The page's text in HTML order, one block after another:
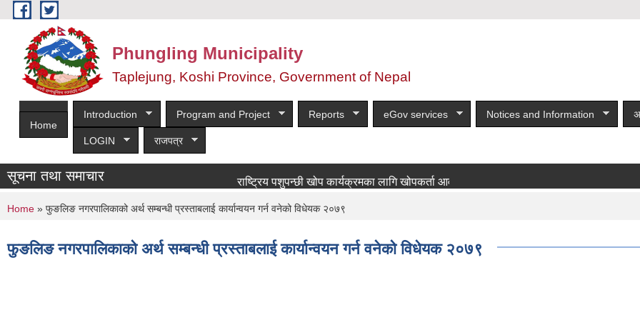
Skip to main content
Phungling Municipality
Taplejung, Koshi Province, Government of Nepal
Home
Introduction Program and Project Reports eGov services Notices and Information
LOGIN राजपत्र
सूचना तथा समाचार राष्ट्रिय पशुपन्छी खोप कार्यक्रमका लागि खोपकर्ता आवश्यकता सम्बन्धी सूचना!
You are here
Home » फुङलिङ नगरपालिकाको अर्थ सम्बन्धी प्रस्ताबलाई कार्यान्वयन गर्न वनेको विधेयक २०७९
फुङलिङ नगरपालिकाको अर्थ सम्बन्धी प्रस्ताबलाई कार्यान्वयन गर्न वनेको विधेयक २०७९